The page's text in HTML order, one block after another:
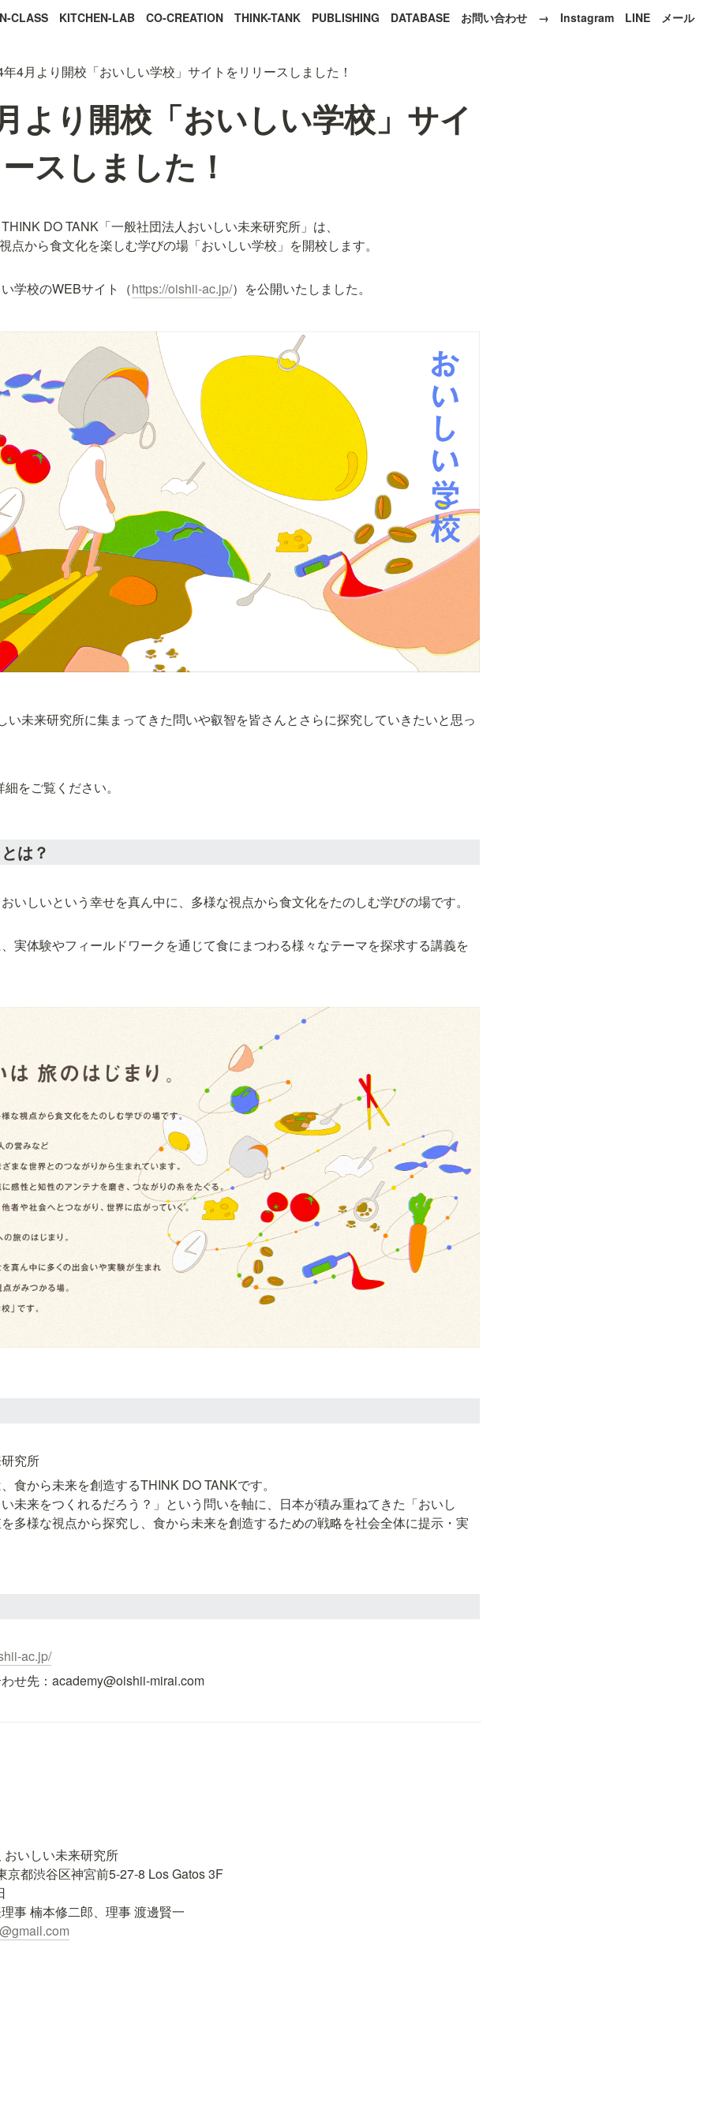
CLASS KITCHEN-LAB CO-CREATION THINK-TANK PUBLISHING DATABASE お問い合わせ → Instagram LINE メール
4月より開校「おいしい学校」サイトをリリースしました！
より開校「おいしい学校」サイ
スしました！
DO TANK「一般社団法人おいしい未来研究所」は、
点から食文化を楽しむ学びの場「おいしい学校」を開校します。
学校のWEBサイト（https://oishii-ac.jp/）を公開いたしました。
い未来研究所に集まってきた問いや叡智を皆さんとさらに探究していきたいと思っ
をご覧ください。
は？
いしいという幸せを真ん中に、多様な視点から食文化をたのしむ学びの場です。
実体験やフィールドワークを通じて食にまつわる様々なテーマを探求する講義を
究所
食から未来を創造するTHINK DO TANKです。
未来をつくれるだろう？」という問いを軸に、日本が積み重ねてきた「おいし
多様な視点から探究し、食から未来を創造するための戦略を社会全体に提示・実
ac.jp/
せ先：academy@oishii-mirai.com
いしい未来研究所
京都渋谷区神宮前5-27-8 Los Gatos 3F
事 楠本修二郎、理事 渡邊賢一